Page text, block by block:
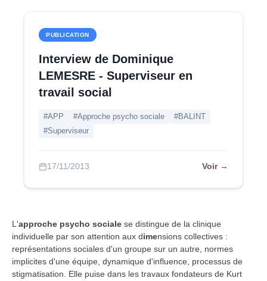
PUBLICATION
Interview de Dominique
LEMESRE - Superviseur en
travail social
#APP #Approche psycho sociale
#BALINT
#Superviseur
17/11/2013 Voir →
L'approche psycho sociale se distingue de la clinique
individuelle par son attention aux dimensions collectives :
représentations sociales d'un groupe sur un autre, normes
implicites d'une équipe, dynamique d'influence, processus de
stigmatisation. Elle puise dans les travaux fondateurs de Kurt